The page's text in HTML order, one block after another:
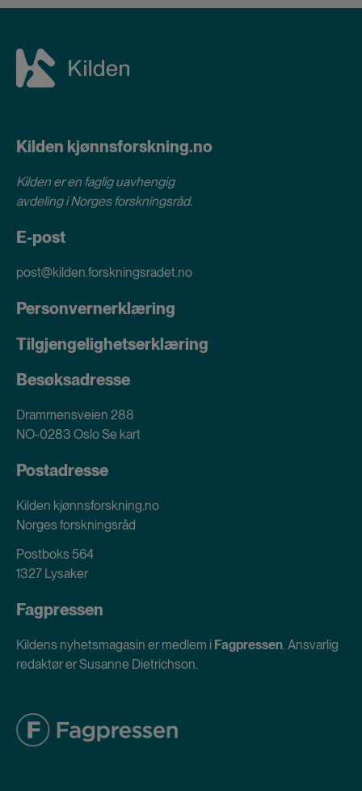
Kilden kjønnsforskning.no
Kilden er en faglig uavhengig
avdeling iNorges forskningsråd.
E-post
post@kilden.forskningsradet.no
Personvernerklæring
Tilgjengelighetserklæring
Besøksadresse
Drammensveien 288
NO-0283 OsloSe kart
Postadresse
Kilden kjønnsforskning.no
Norges forskningsråd
Postboks 564
1327 Lysaker
Fagpressen
Kildens nyhetsmagasin er medlem i Fagpressen. Ansvarlig
redaktør er Susanne Dietrichson.